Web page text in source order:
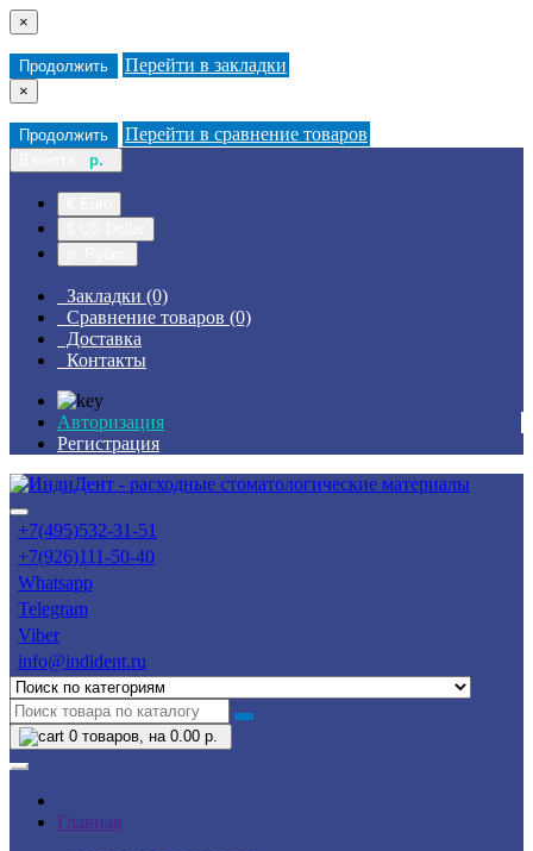
×
Продолжить Перейти в закладки
×
Продолжить Перейти в сравнение товаров
р.
Закладки (0)
Сравнение товаров (0)
Доставка
Контакты
Авторизация
Регистрация
+7(495)532-31-51
+7(926)111-50-40
Whatsapp
Telegram
Viber
info@indident.ru
0 товаров, на 0.00 р.
Главная